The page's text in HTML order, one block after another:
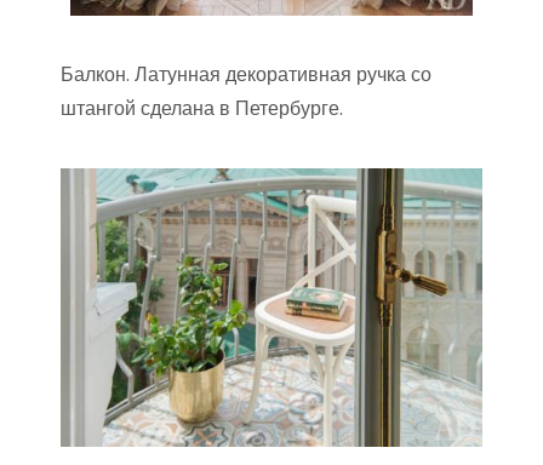
Балкон. Латунная декоративная ручка со
штангой сделана в Петербурге.